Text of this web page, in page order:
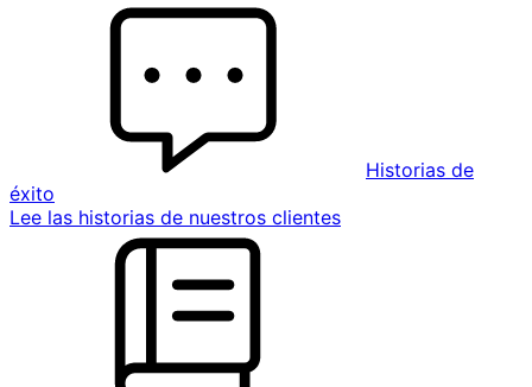
Historias de
éxito
Lee las historias de nuestros clientes